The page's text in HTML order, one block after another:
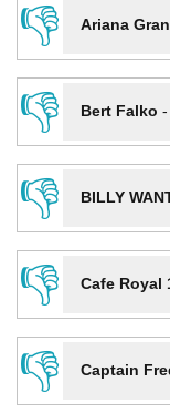
👎
Ariana
👎
Bert Falko -
👎
BILLY
👎
Cafe Royal
👎
Captain